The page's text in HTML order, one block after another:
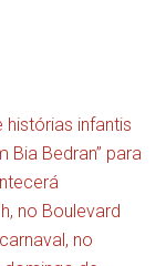
infantis
Bia Bedran” para
no Boulevard
no